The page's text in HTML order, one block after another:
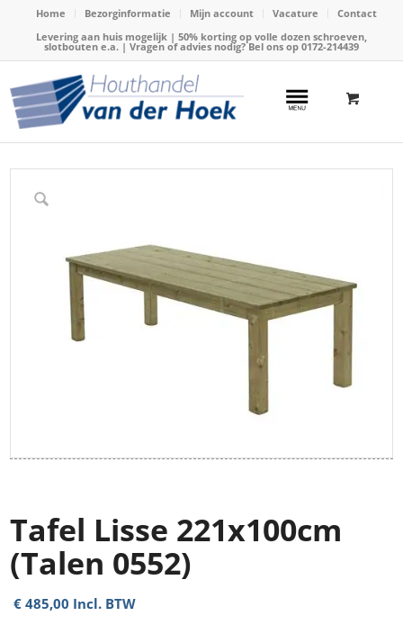
Home Bezorginformatie Mijn account Vacature
Contact
Levering aan huis mogelijk | 50% korting op volle dozen schroeven,
slotbouten e.a. | Vragen of advies nodig? Bel ons op 0172-214439
Home / Webshop / Tuinmeubels / Tuintafels /
Tafel Lisse 221x100cm (Talen 0552)
Tafel Lisse 221x100cm
(Talen 0552)
€ 485,00 Incl. BTW